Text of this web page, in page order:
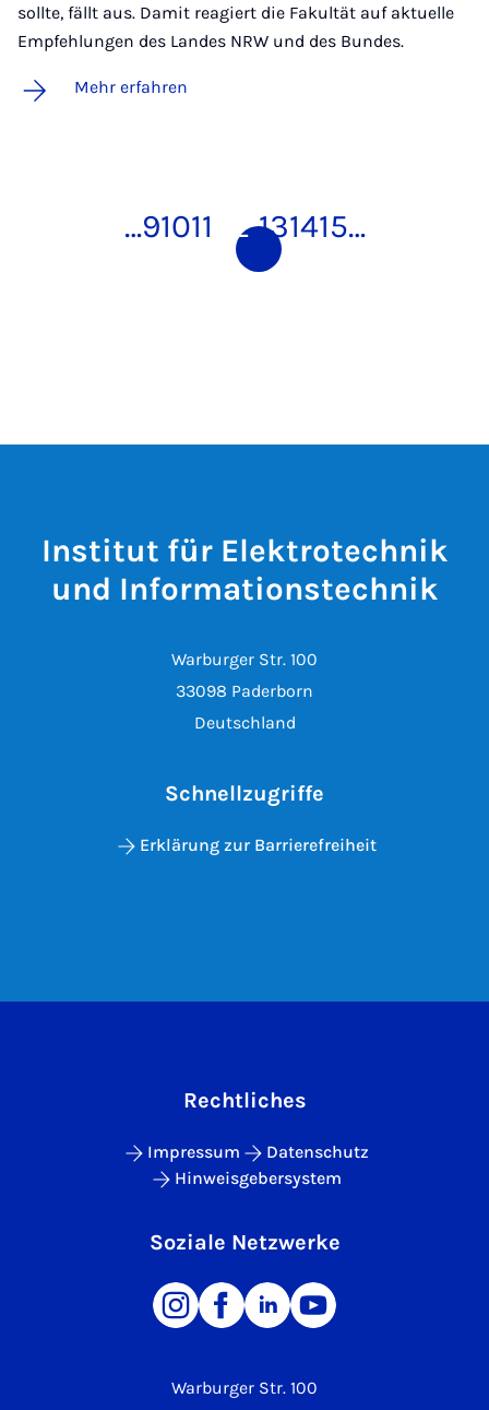
sollte, fällt aus. Damit reagiert die Fakultät auf aktuelle
Empfehlungen des Landes NRW und des Bundes.
Mehr erfahren
…91011 12 131415…
Institut für Elektrotechnik
und Informationstechnik
Warburger Str. 100
33098 Paderborn
Deutschland
Schnellzugriffe
Erklärung zur Barrierefreiheit
Warburger Str. 100
Rechtliches
Impressum
Datenschutz
Hinweisgebersystem
Soziale Netzwerke